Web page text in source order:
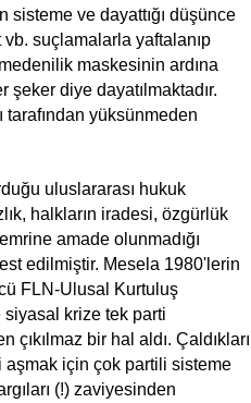
sisteme ve dayattığı düşünce
suçlamalarla yaftalanıp
maskesinin ardına
diye dayatılmaktadır.
yüksünmeden
uluslararası hukuk
halkların iradesi, özgürlük
amade olunmadığı
edilmiştir. Mesela 1980'lerin
FLN-Ulusal Kurtuluş
krize tek parti
bir hal aldı. Çaldıkları
aşmak için çok partili sisteme
(!) zaviyesinden